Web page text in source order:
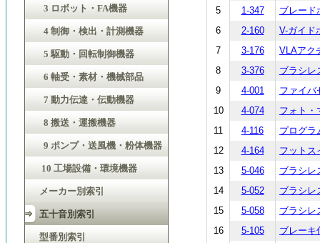
5
1-347
ブレード
6
2-160
V-ガイド
7
3-176
VLAアク
8
3-376
ブラシレ
9
4-001
ファイバ
10
4-074
フォト・
11
4-116
プログラ
12
4-164
フットス
13
5-046
ブラシレ
14
5-052
ブラシレ
15
5-058
ブラシレ
16
5-105
ブレーキ
3 ロボット・FA機器
4 制御・検出・計測機器
5 駆動・回転制御機器
6 軸受・素材・機械部品
7 動力伝達・伝動機器
8 搬送・運搬機器
9 ポンプ・送風機・粉体機器
10 工場設備・環境機器
メーカー別索引
五十音別索引
型番別索引